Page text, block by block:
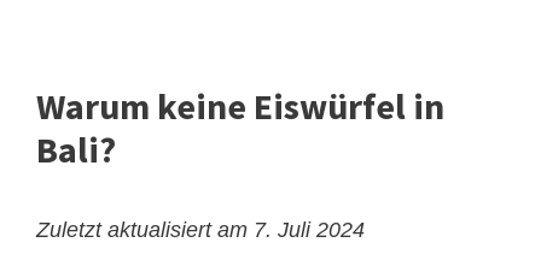
Warum keine Eiswürfel in
Bali?
Zuletzt aktualisiert am 7. Juli 2024